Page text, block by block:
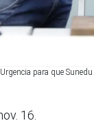
Urgencia para que
16.